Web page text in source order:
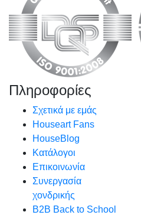
Πληροφορίες
Σχετικά με εμάς
Houseart Fans
HouseBlog
Κατάλογοι
Επικοινωνία
Συνεργασία
χονδρικής
B2B Back to School